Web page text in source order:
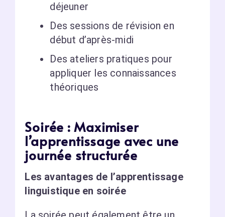
déjeuner
Des sessions de révision en
début d’après-midi
Des ateliers pratiques pour
appliquer les connaissances
théoriques
Soirée : Maximiser
l’apprentissage avec une
journée structurée
Les avantages de l’apprentissage
linguistique en soirée